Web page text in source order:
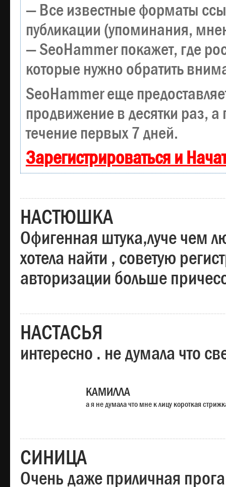
— Все известные форматы
публикации (упоминания,
— SeoHammer покажет, где
которые нужно обратить
SeoHammer еще
продвижение в десятки раз, а
течение первых 7 дней.
Зарегистрироваться и
НАСТЮШКА
Офигенная штука,луче чем
хотела найти , советую
авторизации больше
НАСТАСЬЯ
интересно . не думала что
КАМИЛЛА
а я не думала что мне к лицу короткая
СИНИЦА
Очень даже приличная